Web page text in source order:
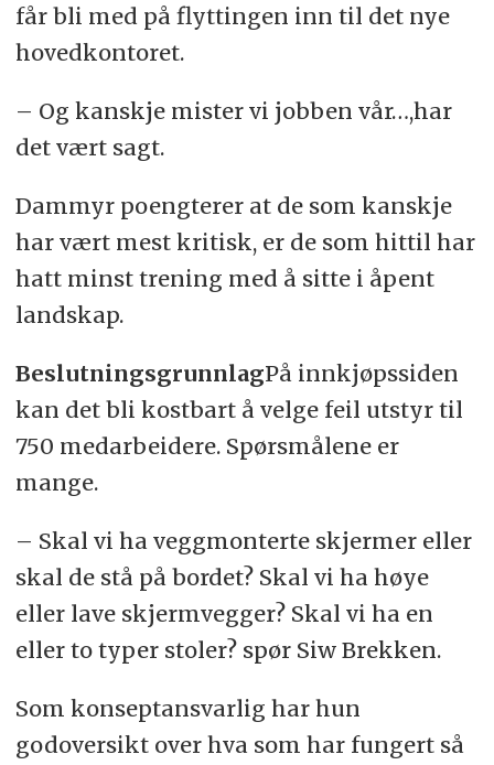
får bli med på flyttingen inn til det nye
hovedkontoret.
– Og kanskje mister vi jobben vår…,har
det vært sagt.
Dammyr poengterer at de som kanskje
har vært mest kritisk, er de som hittil har
hatt minst trening med å sitte i åpent
landskap.
BeslutningsgrunnlagPå innkjøpssiden
kan det bli kostbart å velge feil utstyr til
750 medarbeidere. Spørsmålene er
mange.
– Skal vi ha veggmonterte skjermer eller
skal de stå på bordet? Skal vi ha høye
eller lave skjermvegger? Skal vi ha en
eller to typer stoler? spør Siw Brekken.
Som konseptansvarlig har hun
godoversikt over hva som har fungert så